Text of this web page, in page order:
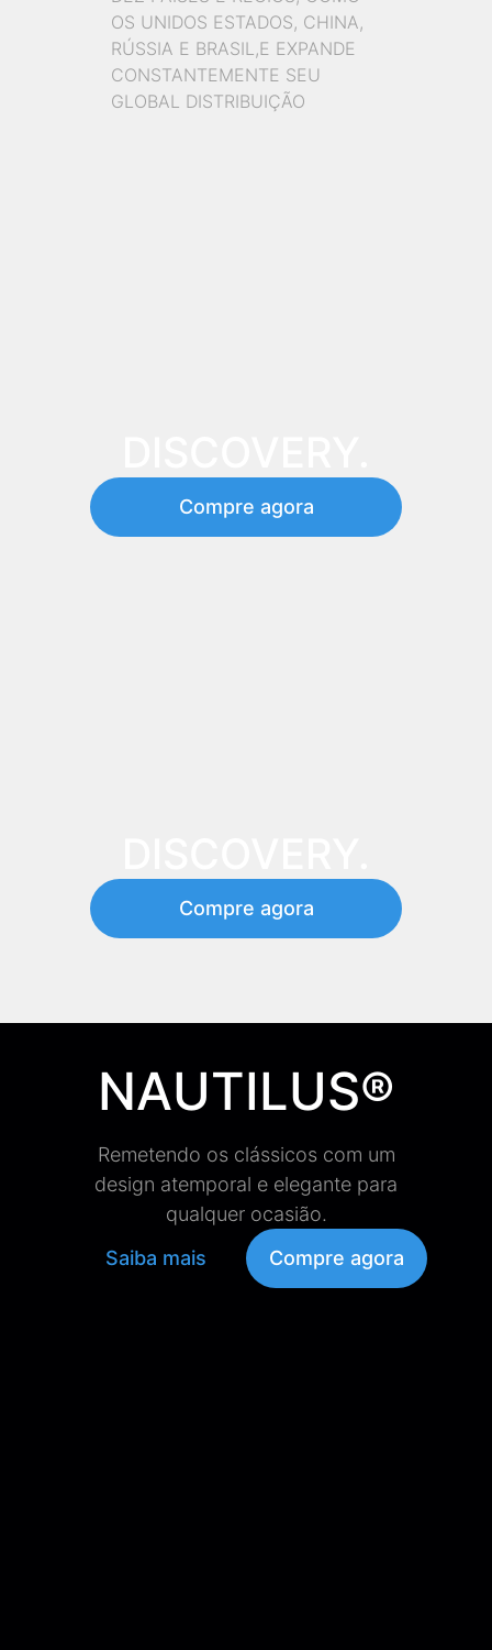
OS UNIDOS ESTADOS, CHINA,
RÚSSIA E BRASIL,E EXPANDE
CONSTANTEMENTE SEU
GLOBAL DISTRIBUIÇÃO
Compre agora
Compre agora
NAUTILUS®
Remetendo os clássicos com um
design atemporal e elegante para
qualquer ocasião.
Saiba mais
Compre agora